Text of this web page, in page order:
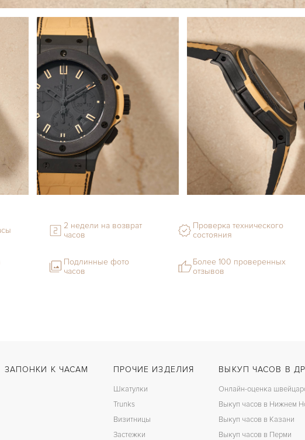
2 недели на возврат
часов
Проверка технического
состояния
Подлинные фото
часов
Более 100 проверенных
отзывов
ЗАПОНКИ К ЧАСАМ ПРОЧИЕ ИЗДЕЛИЯ
Шкатулки
Trunks
Визитницы
Застежки
ВЫКУП ЧАСОВ В
Онлайн-оценка
Выкуп часов в Нижнем
Выкуп часов в Казани
Выкуп часов в Перми